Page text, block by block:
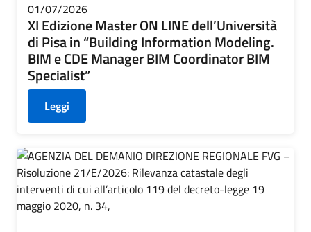
01/07/2026
XI Edizione Master ON LINE dell’Università
di Pisa in “Building Information Modeling.
BIM e CDE Manager BIM Coordinator BIM
Specialist”
Leggi